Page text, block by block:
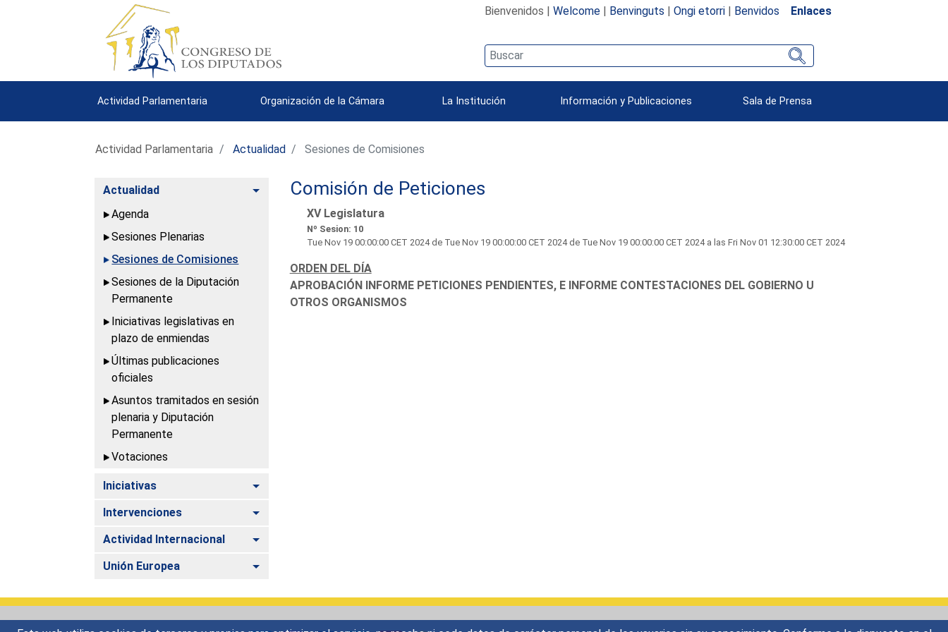
Bienvenidos | Welcome| Benvinguts | Ongi etorri| Benvidos Enlaces
Actividad Parlamentaria Organización de la Cámara La Institución Información y Publicaciones Sala de Prensa
Actividad Parlamentaria Actualidad Sesiones de Comisiones
Actualidad
Alternar
Agenda
Sesiones Plenarias
Sesiones de Comisiones
Sesiones de la Diputación
Permanente
Iniciativas legislativas en
plazo de enmiendas
Últimas publicaciones
oficiales
Asuntos tramitados en sesión
plenaria y Diputación
Permanente
Votaciones
Iniciativas Alternar
Intervenciones Alternar
Actividad Internacional Alternar
Unión Europea Alternar
Comisión de Peticiones
XV Legislatura
Nº Sesion: 10
Tue Nov 19 00:00:00 CET 2024de Tue Nov 19 00:00:00 CET 2024 de Tue Nov 19 00:00:00 CET 2024 a las Fri Nov 01 12:30:00 CET 2024
ORDEN DEL DÍA
APROBACIÓN INFORME PETICIONES PENDIENTES, E INFORME CONTESTACIONES DEL GOBIERNO U
OTROS ORGANISMOS